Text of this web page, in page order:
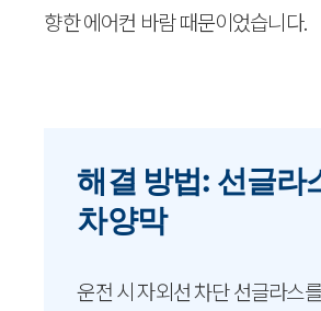
향한 에어컨 바람 때문이었습니다.
해결 방법: 선글라
차양막
운전 시 자외선 차단 선글라스